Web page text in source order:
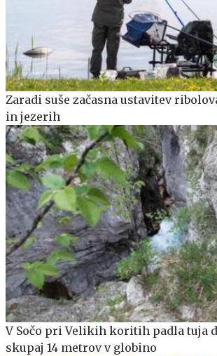
Zaradi suše začasna ustavitev
in jezerih
V Sočo pri Velikih koritih padla tuja
skupaj 14 metrov v globino